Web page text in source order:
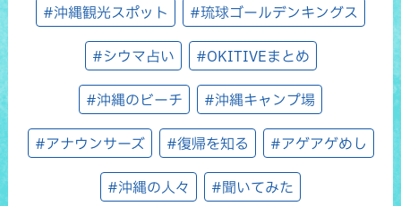
#沖縄観光スポット #琉球ゴールデンキングス
#シウマ占い #OKITIVEまとめ
#沖縄のビーチ #沖縄キャンプ場
#アナウンサーズ #復帰を知る #アゲアゲめし
#沖縄の人々 #聞いてみた